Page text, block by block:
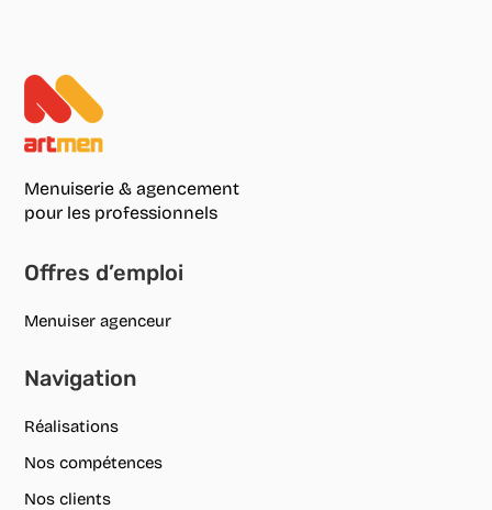
Menuiserie & agencement
pour les professionnels
Offres d’emploi
Menuiser agenceur
Navigation
Réalisations
Nos compétences
Nos clients